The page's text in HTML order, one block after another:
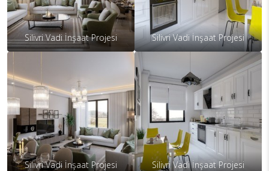
Silivri Vadi İnşaat Projesi Silivri Vadi İnşaat Projesi
Silivri Vadi İnşaat Projesi Silivri Vadi İnşaat Projesi